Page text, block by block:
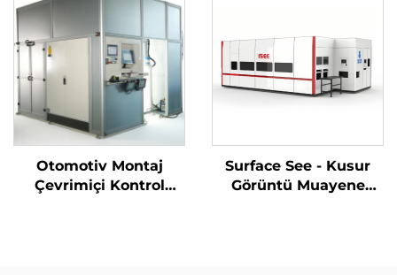
Otomotiv Montaj
Çevrimiçi Kontrol
Surface See - Kusur
Görüntü Muayene